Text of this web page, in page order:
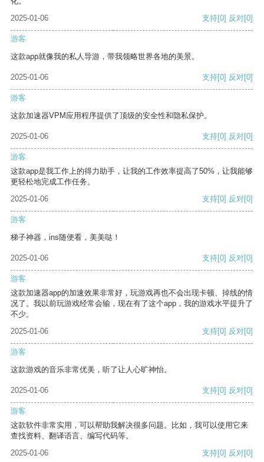
2025-01-06
支持[0] 反对[0]
游客
这款app就像我的私人导游，带我领略世界各地的美景。
2025-01-06 支持[0] 反对[0]
游客
这款加速器VPM应用程序提供了顶级的安全性和隐私保护。
2025-01-06 支持[0] 反对[0]
游客
这款app是我工作上的得力助手，让我的工作效率提高了50%，让我能够
更轻松地完成工作任务。
2025-01-06
支持[0] 反对[0]
游客
梯子神器，ins随便看，美美哒！
2025-01-06 支持[0] 反对[0]
游客
这款加速器app的加速效果非常好，玩游戏再也不会出现卡顿、掉线的情
况了。我以前玩游戏经常会输，现在有了这个app，我的游戏水平提升了
不少。
2025-01-06
支持[0] 反对[0]
游客
这款游戏的音乐非常优美，听了让人心旷神怡。
2025-01-06 支持[0] 反对[0]
游客
这款软件非常实用，可以帮助我解决很多问题。比如，我可以使用它来
查找资料、翻译语言、编写代码等。
2025-01-06
支持[0] 反对[0]